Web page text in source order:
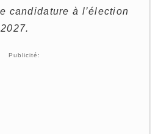
candidature à l’élection
Publicité: